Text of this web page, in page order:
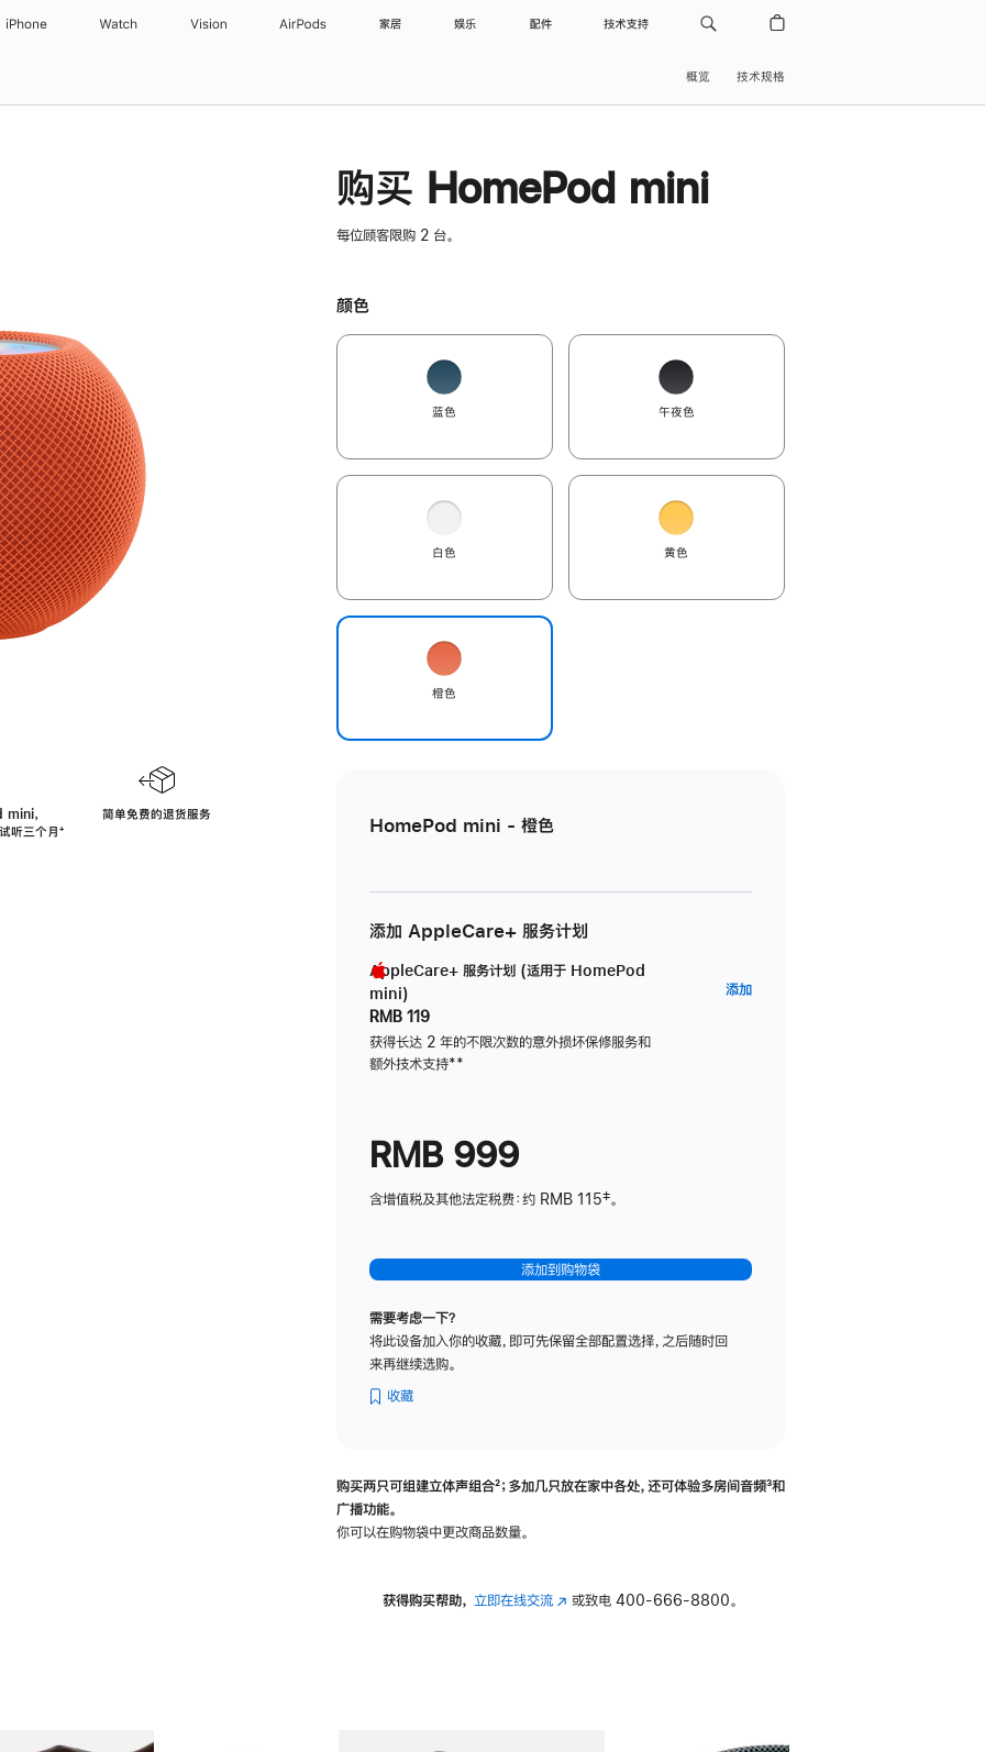
iPhone Watch Vision AirPods 家居 娱乐 配件 技术支持
概览 技术规格
，
听三个月脚
⁺
简单免费的退货服务
购买 HomePod mini
每位顾客限购 2 台。
颜色
蓝色 午夜色
白色 黄色
橙色
HomePod mini - 橙色
添加 AppleCare+ 服务计划
AppleCare+ 服务计划 (适用于 HomePod
mini)
RMB 119
获得长达 2 年的不限次数的意外损坏保修服务和
额外技术支持脚
**
添加AppleCare+
RMB 999
含增值税及其他法定税费：约 RMB 115‡。
添加到购物袋
需要考虑一下？
将此设备加入你的收藏，即可先保留全部配置选择，之后随时回
来再继续选购。
收藏
购买两只可组建立体声组合脚
²；多加几只放在家中各处，还可体验多‍房‍间音频脚
³和
广播功能。
你可以在购物袋中更改商品数量。
获得购买帮助， 立即在线交流(在 或致电 400-666-8800。